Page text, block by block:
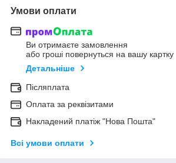
Умови оплати
Ви отримаєте замовлення
або гроші повернуться на вашу картку
Детальніше
Післяплата
Оплата за реквізитами
Накладений платіж "Нова Пошта"
Всі умови оплати